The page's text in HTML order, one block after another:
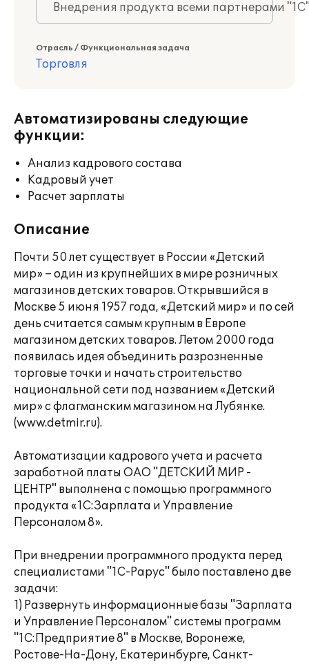
Внедрения продукта всеми партнерами
Отрасль / Функциональная задача
Торговля
Автоматизированы следующие
функции:
Анализ кадрового состава
Кадровый учет
Расчет зарплаты
Описание
Почти 50 лет существует в России «Детский
мир» – один из крупнейших в мире розничных
магазинов детских товаров. Открывшийся в
Москве 5 июня 1957 года, «Детский мир» и по сей
день считается самым крупным в Европе
магазином детских товаров. Летом 2000 года
появилась идея объединить разрозненные
торговые точки и начать строительство
национальной сети под названием «Детский
мир» с флагманским магазином на Лубянке.
(www.detmir.ru).
Автоматизации кадрового учета и расчета
заработной платы ОАО "ДЕТСКИЙ МИР -
ЦЕНТР" выполнена с помощью программного
продукта «1С:Зарплата и Управление
Персоналом 8».
При внедрении программного продукта перед
специалистами "1С-Рарус" было поставлено две
задачи:
1) Развернуть информационные базы "Зарплата
и Управление Персоналом" системы программ
"1С:Предприятие 8" в Москве, Воронеже,
Ростове-На-Дону, Екатеринбурге, Санкт-